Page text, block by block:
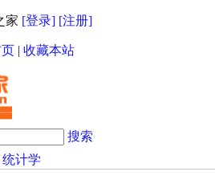
家 [登录] [注册]
| 收藏本站
搜索
统计学